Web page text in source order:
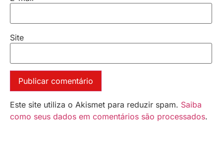
Site
Este site utiliza o Akismet para reduzir spam. Saiba
como seus dados em comentários são processados.